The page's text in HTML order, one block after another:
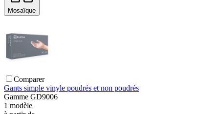
Mosaïque
Comparer
Gants simple vinyle poudrés et non poudrés
Gamme GD9006
1 modèle